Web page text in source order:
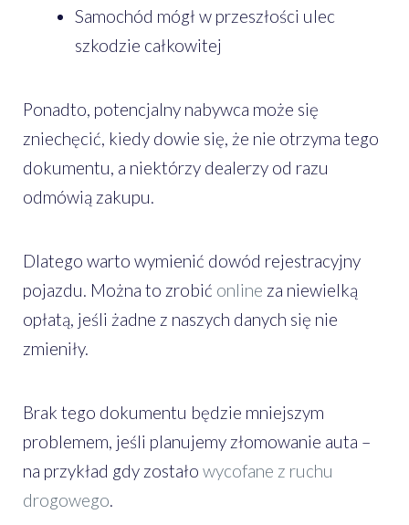
Samochód mógł w przeszłości ulec
szkodzie całkowitej
Ponadto, potencjalny nabywca może się
zniechęcić, kiedy dowie się, że nie otrzyma tego
dokumentu, a niektórzy dealerzy od razu
odmówią zakupu.
Dlatego warto wymienić dowód rejestracyjny
pojazdu. Można to zrobić online za niewielką
opłatą, jeśli żadne z naszych danych się nie
zmieniły.
Brak tego dokumentu będzie mniejszym
problemem, jeśli planujemy złomowanie auta –
na przykład gdy zostało wycofane z ruchu
drogowego